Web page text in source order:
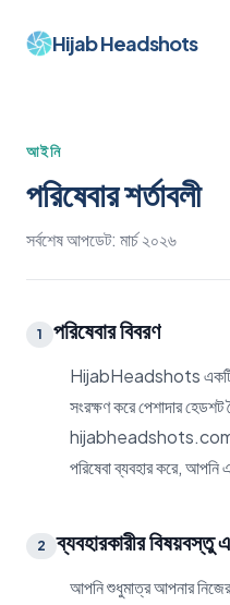
Hijab Headshots
আইনি
পরিষেবার শর্তাবলী
সর্বশেষ আপডেট: মার্চ ২০২৬
1 পরিষেবার বিবরণ
HijabHeadshots একটি
সংরক্ষণ করে পেশাদার হেডশট
hijabheadshots.com
পরিষেবা ব্যবহার করে, আপনি
2 ব্যবহারকারীর বিষয়বস্তু
আপনি শুধুমাত্র আপনার